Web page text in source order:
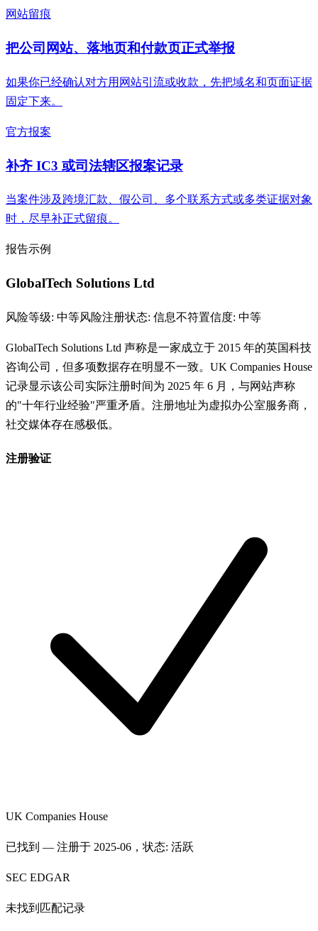
网站留痕
把公司网站、落地页和付款页正式举报
如果你已经确认对方用网站引流或收款，先把域名和页面证据
固定下来。
官方报案
补齐 IC3 或司法辖区报案记录
当案件涉及跨境汇款、假公司、多个联系方式或多类证据对象
时，尽早补正式留痕。
报告示例
GlobalTech Solutions Ltd
风险等级: 中等风险注册状态: 信息不符置信度: 中等
GlobalTech Solutions Ltd 声称是一家成立于 2015 年的英国科技
咨询公司，但多项数据存在明显不一致。UK Companies House
记录显示该公司实际注册时间为 2025 年 6 月，与网站声称
的"十年行业经验"严重矛盾。注册地址为虚拟办公室服务商，
社交媒体存在感极低。
注册验证
UK Companies House
已找到 — 注册于 2025-06，状态: 活跃
SEC EDGAR
未找到匹配记录